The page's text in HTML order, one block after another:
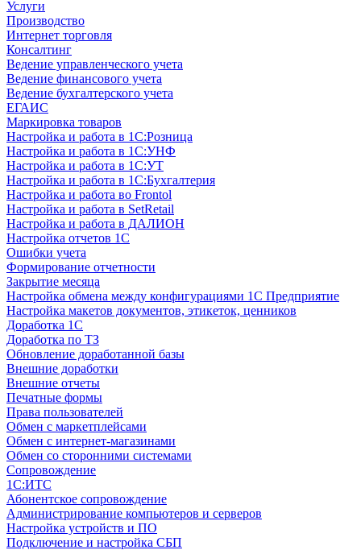
Услуги
Производство
Интернет торговля
Консалтинг
Ведение управленческого учета
Ведение финансового учета
Ведение бухгалтерского учета
ЕГАИС
Маркировка товаров
Настройка и работа в 1С:Розница
Настройка и работа в 1С:УНФ
Настройка и работа в 1С:УТ
Настройка и работа в 1С:Бухгалтерия
Настройка и работа во Frontol
Настройка и работа в SetRetail
Настройка и работа в ДАЛИОН
Настройка отчетов 1С
Ошибки учета
Формирование отчетности
Закрытие месяца
Настройка обмена между конфигурациями 1С Предприятие
Настройка макетов документов, этикеток, ценников
Доработка 1С
Доработка по ТЗ
Обновление доработанной базы
Внешние доработки
Внешние отчеты
Печатные формы
Права пользователей
Обмен с маркетплейсами
Обмен с интернет-магазинами
Обмен со сторонними системами
Сопровождение
1C:ИТС
Абонентское сопровождение
Администрирование компьютеров и серверов
Настройка устройств и ПО
Подключение и настройка СБП